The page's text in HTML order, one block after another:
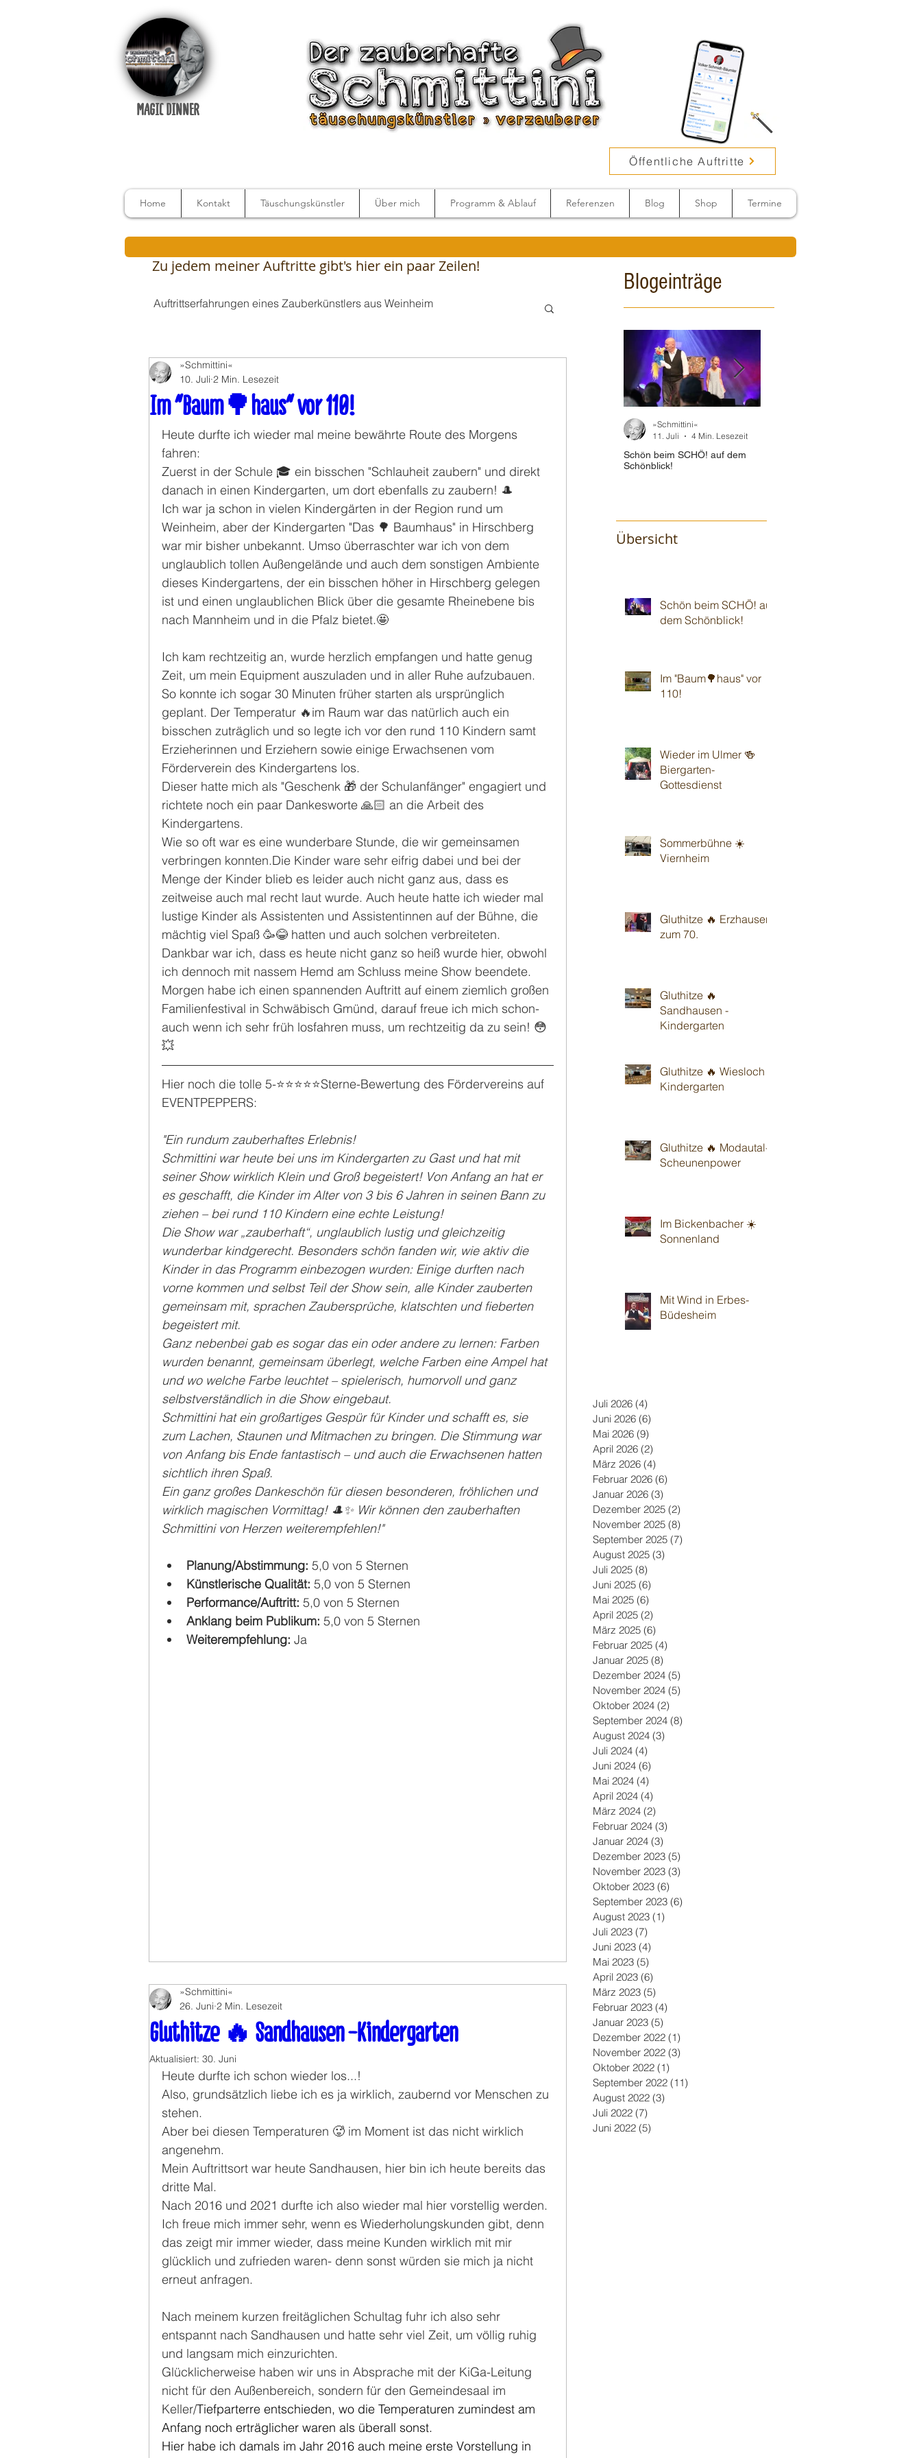
MAGIC DINNER
Öffentliche Auftritte
Home Kontakt Täuschungskünstler Über mich Programm & Ablauf Referenzen Blog Shop Termine
Zu jedem meiner Auftritte gibt's hier ein paar Zeilen!
Blogeinträge
Im "Baum🌳haus" vor 110!
»Schmittini«
10. Juli 2 Min. Lesezeit
Heute durfte ich wieder mal meine bewährte Route des Morgens
fahren:
Zuerst in der Schule 🎓 ein bisschen "Schlauheit zaubern" und direkt
danach in einen Kindergarten, um dort ebenfalls zu zaubern! 🎩
Ich war ja schon in vielen Kindergärten in der Region rund um
Weinheim, aber der Kindergarten "Das 🌳 Baumhaus" in Hirschberg
war mir bisher unbekannt. Umso überraschter war ich von dem
unglaublich tollen Außengelände und auch dem sonstigen Ambiente
dieses Kindergartens, der ein bisschen höher in Hirschberg gelegen
ist und einen unglaublichen Blick über die gesamte Rheinebene bis
nach Mannheim und in die Pfalz bietet.🤩
Ich kam rechtzeitig an, wurde herzlich empfangen und hatte genug
Zeit, um mein Equipment auszuladen und in aller Ruhe aufzubauen.
So konnte ich sogar 30 Minuten früher starten als ursprünglich
geplant. Der Temperatur 🔥im Raum war das natürlich auch ein
bisschen zuträglich und so legte ich vor den rund 110 Kindern samt
Erzieherinnen und Erziehern sowie einige Erwachsenen vom
Förderverein des Kindergartens los.
Dieser hatte mich als "Geschenk 🎁 der Schulanfänger" engagiert und
richtete noch ein paar Dankesworte 🙏🏻 an die Arbeit des
Kindergartens.
Wie so oft war es eine wunderbare Stunde, die wir gemeinsamen
verbringen konnten.Die Kinder ware sehr eifrig dabei und bei der
Menge der Kinder blieb es leider auch nicht ganz aus, dass es
zeitweise auch mal recht laut wurde. Auch heute hatte ich wieder mal
lustige Kinder als Assistenten und Assistentinnen auf der Bühne, die
mächtig viel Spaß 🥳😂 hatten und auch solchen verbreiteten.
Dankbar war ich, dass es heute nicht ganz so heiß wurde hier, obwohl
ich dennoch mit nassem Hemd am Schluss meine Show beendete.
Morgen habe ich einen spannenden Auftritt auf einem ziemlich großen
Familienfestival in Schwäbisch Gmünd, darauf freue ich mich schon-
auch wenn ich sehr früh losfahren muss, um rechtzeitig da zu sein! 😳
💥
Hier noch die tolle 5-⭐️⭐️⭐️⭐️⭐️Sterne-Bewertung des Fördervereins auf
EVENTPEPPERS:
"Ein rundum zauberhaftes Erlebnis!
Schmittini war heute bei uns im Kindergarten zu Gast und hat mit
seiner Show wirklich Klein und Groß begeistert! Von Anfang an hat er
es geschafft, die Kinder im Alter von 3 bis 6 Jahren in seinen Bann zu
ziehen – bei rund 110 Kindern eine echte Leistung!
Die Show war „zauberhaft“, unglaublich lustig und gleichzeitig
wunderbar kindgerecht. Besonders schön fanden wir, wie aktiv die
Kinder in das Programm einbezogen wurden: Einige durften nach
vorne kommen und selbst Teil der Show sein, alle Kinder zauberten
gemeinsam mit, sprachen Zaubersprüche, klatschten und fieberten
begeistert mit.
Ganz nebenbei gab es sogar das ein oder andere zu lernen: Farben
wurden benannt, gemeinsam überlegt, welche Farben eine Ampel hat
und wo welche Farbe leuchtet – spielerisch, humorvoll und ganz
selbstverständlich in die Show eingebaut.
Schmittini hat ein großartiges Gespür für Kinder und schafft es, sie
zum Lachen, Staunen und Mitmachen zu bringen. Die Stimmung war
von Anfang bis Ende fantastisch – und auch die Erwachsenen hatten
sichtlich ihren Spaß.
Ein ganz großes Dankeschön für diesen besonderen, fröhlichen und
wirklich magischen Vormittag! 🎩✨ Wir können den zauberhaften
Schmittini von Herzen weiterempfehlen!"
Planung/Abstimmung: 5,0 von 5 Sternen
Künstlerische Qualität: 5,0 von 5 Sternen
Performance/Auftritt: 5,0 von 5 Sternen
Anklang beim Publikum: 5,0 von 5 Sternen
Weiterempfehlung: Ja
Gluthitze 🔥 Sandhausen -Kindergarten
»Schmittini«
26. Juni 2 Min. Lesezeit
Aktualisiert: 30. Juni
Heute durfte ich schon wieder los...!
Also, grundsätzlich liebe ich es ja wirklich, zaubernd vor Menschen zu
stehen.
Aber bei diesen Temperaturen 🥵 im Moment ist das nicht wirklich
angenehm.
Mein Auftrittsort war heute Sandhausen, hier bin ich heute bereits das
dritte Mal.
Nach 2016 und 2021 durfte ich also wieder mal hier vorstellig werden.
Ich freue mich immer sehr, wenn es Wiederholungskunden gibt, denn
das zeigt mir immer wieder, dass meine Kunden wirklich mit mir
glücklich und zufrieden waren- denn sonst würden sie mich ja nicht
erneut anfragen.
Nach meinem kurzen freitäglichen Schultag fuhr ich also sehr
entspannt nach Sandhausen und hatte sehr viel Zeit, um völlig ruhig
und langsam mich einzurichten.
Glücklicherweise haben wir uns in Absprache mit der KiGa-Leitung
nicht für den Außenbereich, sondern für den Gemeindesaal im
Keller/Tiefparterre entschieden, wo die Temperaturen zumindest am
Anfang noch erträglicher waren als überall sonst.
Hier habe ich damals im Jahr 2016 auch meine erste Vorstellung in
Auftrittserfahrungen eines Zauberkünstlers aus Weinheim
Schön beim SCHÖ! auf dem
Schönblick!
»Schmittini«
11. Juli
4 Min. Lesezeit
Übersicht
Schön beim SCHÖ! auf
dem Schönblick!
Im "Baum🌳haus" vor
110!
Wieder im Ulmer 🍻
Biergarten-
Gottesdienst
Sommerbühne ☀️
Viernheim
Gluthitze 🔥 Erzhausen
zum 70.
Gluthitze 🔥
Sandhausen -
Kindergarten
Gluthitze 🔥 Wiesloch -
Kindergarten
Gluthitze 🔥 Modautal-
Scheunenpower
Im Bickenbacher ☀️
Sonnenland
Mit Wind in Erbes-
Büdesheim
Juli 2026 (4)
Juni 2026 (6)
Mai 2026 (9)
April 2026 (2)
März 2026 (4)
Februar 2026 (6)
Januar 2026 (3)
Dezember 2025 (2)
November 2025 (8)
September 2025 (7)
August 2025 (3)
Juli 2025 (8)
Juni 2025 (6)
Mai 2025 (6)
April 2025 (2)
März 2025 (6)
Februar 2025 (4)
Januar 2025 (8)
Dezember 2024 (5)
November 2024 (5)
Oktober 2024 (2)
September 2024 (8)
August 2024 (3)
Juli 2024 (4)
Juni 2024 (6)
Mai 2024 (4)
April 2024 (4)
März 2024 (2)
Februar 2024 (3)
Januar 2024 (3)
Dezember 2023 (5)
November 2023 (3)
Oktober 2023 (6)
September 2023 (6)
August 2023 (1)
Juli 2023 (7)
Juni 2023 (4)
Mai 2023 (5)
April 2023 (6)
März 2023 (5)
Februar 2023 (4)
Januar 2023 (5)
Dezember 2022 (1)
November 2022 (3)
Oktober 2022 (1)
September 2022 (11)
August 2022 (3)
Juli 2022 (7)
Juni 2022 (5)